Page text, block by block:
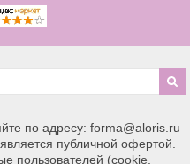
по адресу: forma@aloris.ru
публичной офертой.
пользователей (cookie,